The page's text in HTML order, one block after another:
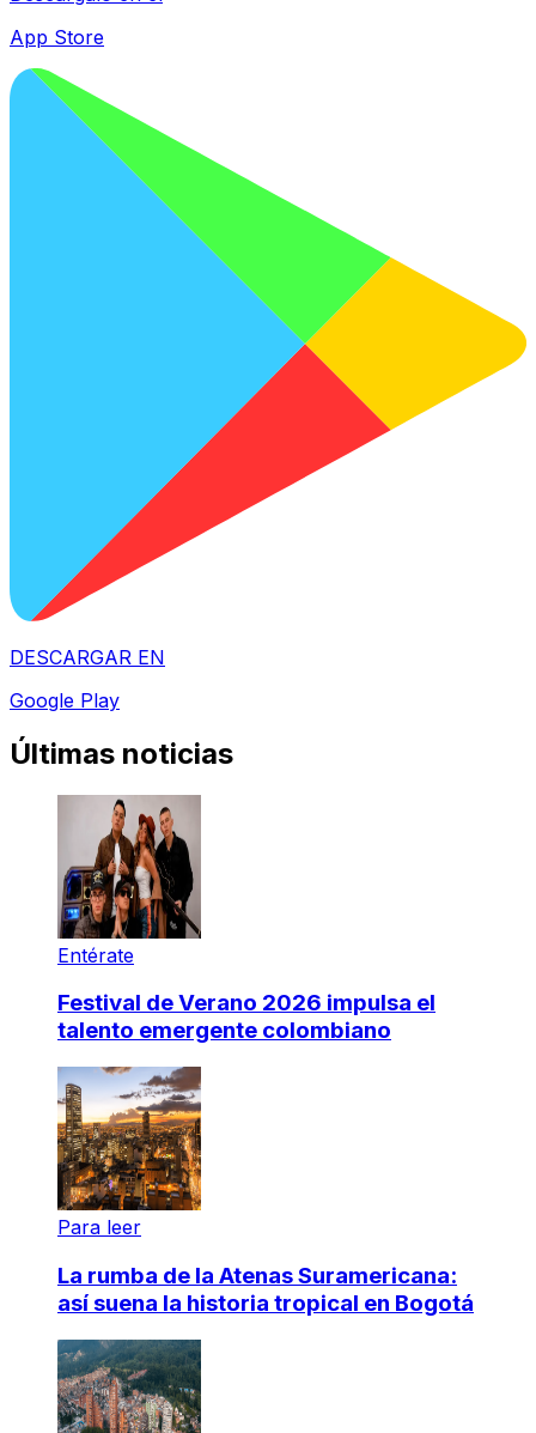
App Store
DESCARGAR EN
Google Play
Últimas noticias
Entérate
Festival de Verano 2026 impulsa el
talento emergente colombiano
Para leer
La rumba de la Atenas Suramericana:
así suena la historia tropical en Bogotá